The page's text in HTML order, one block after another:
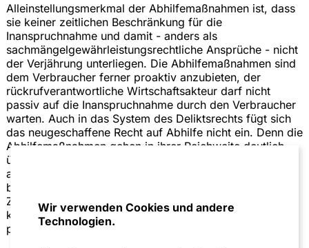
Wir verwenden Cookies und andere
Technologien.
Alleinstellungsmerkmal der Abhilfemaßnahmen ist, dass
sie keiner zeitlichen Beschränkung für die
Inanspruchnahme und damit - anders als
sachmängelgewährleistungsrechtliche Ansprüche - nicht
der Verjährung unterliegen. Die Abhilfemaßnahmen sind
dem Verbraucher ferner proaktiv anzubieten, der
rückrufverantwortliche Wirtschaftsakteur darf nicht
passiv auf die Inanspruchnahme durch den Verbraucher
warten. Auch in das System des Deliktsrechts fügt sich
das neugeschaffene Recht auf Abhilfe nicht ein. Denn die
Abhilfemaßnahmen gehen in ihrer Reichweite deutlich
über die deliktische Produzentenhaftung hinaus, die sich
auf den Schutz des Integritätsinteresses beschränkt. Es
bleibt abzuwarten, in welcher Weise das dem deutschen
Zivilrecht systemfremde Recht auf Abhilfe neben dem
kaufrechtlichen Gewährleistungs- und Deliktsrecht
praktisch zur Anwendung gebracht wird.